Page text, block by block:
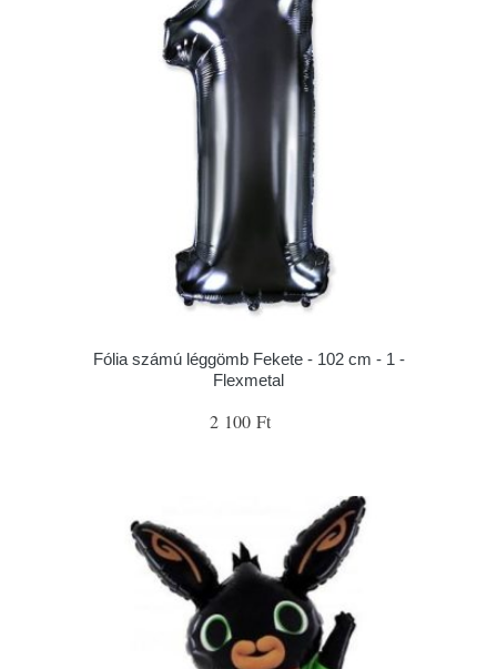
Fólia számú léggömb Fekete - 102 cm - 1 -
Flexmetal
2 100 Ft